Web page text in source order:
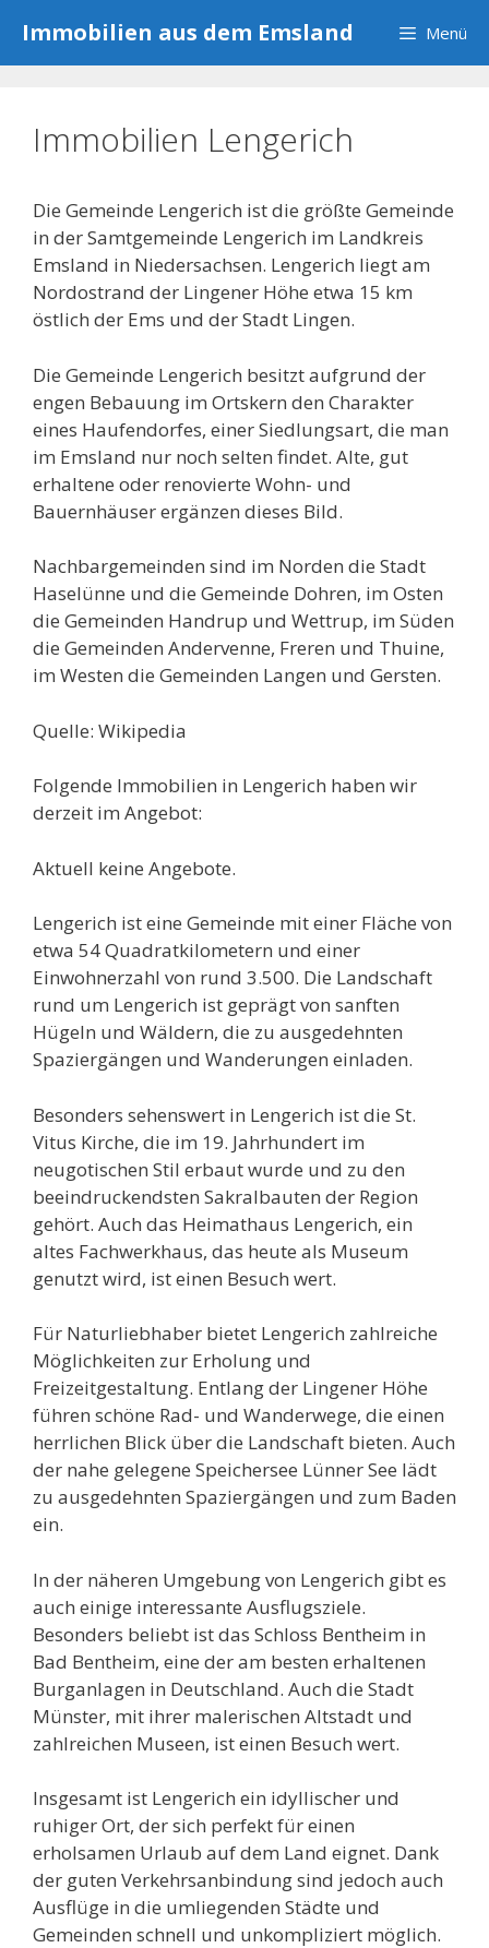
Inhalt
springen
Immobilien aus dem Emsland Menü
Immobilien Lengerich
Die Gemeinde Lengerich ist die größte Gemeinde
in der Samtgemeinde Lengerich im Landkreis
Emsland in Niedersachsen. Lengerich liegt am
Nordostrand der Lingener Höhe etwa 15 km
östlich der Ems und der Stadt Lingen.
Die Gemeinde Lengerich besitzt aufgrund der
engen Bebauung im Ortskern den Charakter
eines Haufendorfes, einer Siedlungsart, die man
im Emsland nur noch selten findet. Alte, gut
erhaltene oder renovierte Wohn- und
Bauernhäuser ergänzen dieses Bild.
Nachbargemeinden sind im Norden die Stadt
Haselünne und die Gemeinde Dohren, im Osten
die Gemeinden Handrup und Wettrup, im Süden
die Gemeinden Andervenne, Freren und Thuine,
im Westen die Gemeinden Langen und Gersten.
Quelle: Wikipedia
Folgende Immobilien in Lengerich haben wir
derzeit im Angebot:
Aktuell keine Angebote.
Lengerich ist eine Gemeinde mit einer Fläche von
etwa 54 Quadratkilometern und einer
Einwohnerzahl von rund 3.500. Die Landschaft
rund um Lengerich ist geprägt von sanften
Hügeln und Wäldern, die zu ausgedehnten
Spaziergängen und Wanderungen einladen.
Besonders sehenswert in Lengerich ist die St.
Vitus Kirche, die im 19. Jahrhundert im
neugotischen Stil erbaut wurde und zu den
beeindruckendsten Sakralbauten der Region
gehört. Auch das Heimathaus Lengerich, ein
altes Fachwerkhaus, das heute als Museum
genutzt wird, ist einen Besuch wert.
Für Naturliebhaber bietet Lengerich zahlreiche
Möglichkeiten zur Erholung und
Freizeitgestaltung. Entlang der Lingener Höhe
führen schöne Rad- und Wanderwege, die einen
herrlichen Blick über die Landschaft bieten. Auch
der nahe gelegene Speichersee Lünner See lädt
zu ausgedehnten Spaziergängen und zum Baden
ein.
In der näheren Umgebung von Lengerich gibt es
auch einige interessante Ausflugsziele.
Besonders beliebt ist das Schloss Bentheim in
Bad Bentheim, eine der am besten erhaltenen
Burganlagen in Deutschland. Auch die Stadt
Münster, mit ihrer malerischen Altstadt und
zahlreichen Museen, ist einen Besuch wert.
Insgesamt ist Lengerich ein idyllischer und
ruhiger Ort, der sich perfekt für einen
erholsamen Urlaub auf dem Land eignet. Dank
der guten Verkehrsanbindung sind jedoch auch
Ausflüge in die umliegenden Städte und
Gemeinden schnell und unkompliziert möglich.